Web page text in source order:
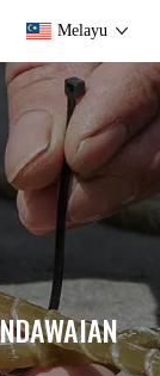
Melayu